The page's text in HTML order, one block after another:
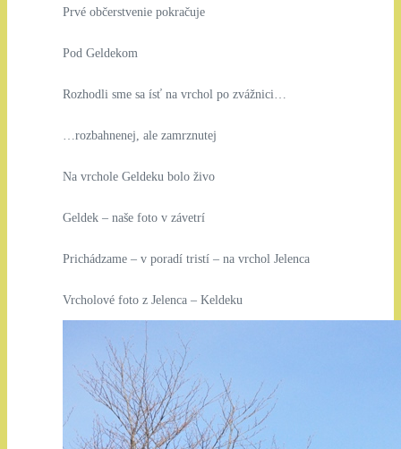
Prvé občerstvenie pokračuje
Pod Geldekom
Rozhodli sme sa ísť na vrchol po zvážnici…
…rozbahnenej, ale zamrznutej
Na vrchole Geldeku bolo živo
Geldek – naše foto v závetrí
Prichádzame – v poradí tristí – na vrchol Jelenca
Vrcholové foto z Jelenca – Keldeku